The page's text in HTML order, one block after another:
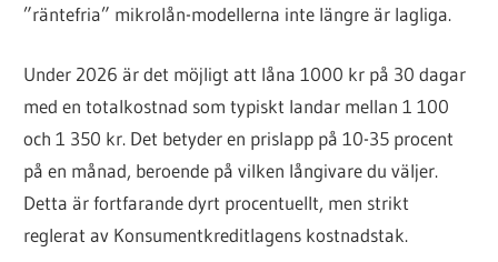
”räntefria” mikrolån-modellerna inte längre är lagliga.
Under 2026 är det möjligt att låna 1000 kr på 30 dagar
med en totalkostnad som typiskt landar mellan 1 100
och 1 350 kr. Det betyder en prislapp på 10-35 procent
på en månad, beroende på vilken långivare du väljer.
Detta är fortfarande dyrt procentuellt, men strikt
reglerat av Konsumentkreditlagens kostnadstak.